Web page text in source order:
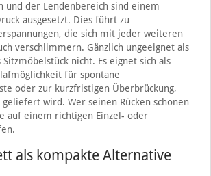
und der Lendenbereich sind einem
ausgesetzt. Dies führt zu
die sich mit jeder weiteren
verschlimmern. Gänzlich ungeeignet als
Sitzmöbelstück nicht. Es eignet sich als
für spontane
oder zur kurzfristigen Überbrückung,
geliefert wird. Wer seinen Rücken schonen
auf einem richtigen Einzel- oder
als kompakte Alternative